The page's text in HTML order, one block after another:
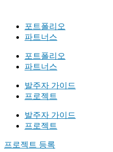
포트폴리오
파트너스
포트폴리오
파트너스
발주자 가이드
프로젝트
발주자 가이드
프로젝트
프로젝트 등록